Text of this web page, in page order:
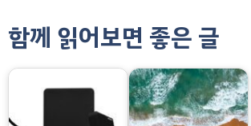
함께 읽어보면 좋은 글